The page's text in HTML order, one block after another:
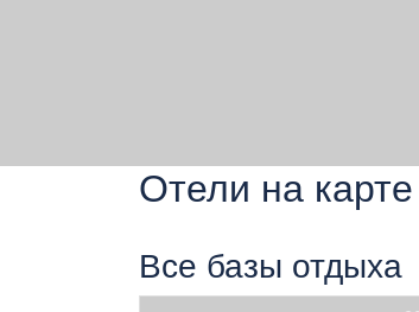
Отели на карте
Все базы отдыха